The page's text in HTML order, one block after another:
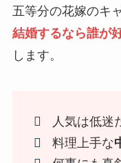
五等分の花嫁のキ
結婚するなら誰が
します。
人気は低迷
料理上手な